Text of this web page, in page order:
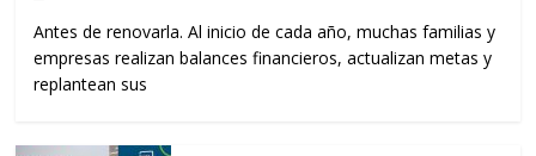
Antes de renovarla. Al inicio de cada año, muchas familias y
empresas realizan balances financieros, actualizan metas y
replantean sus